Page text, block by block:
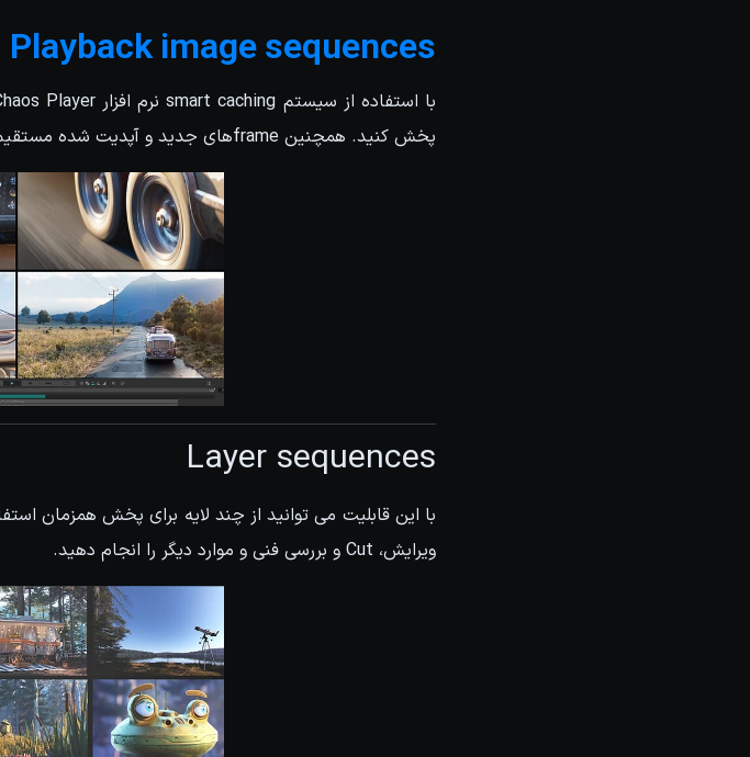
Playback image sequences
پخش کنید. همچنین frameهای جدید و آپدیت شده مستقیم و سریع load میشن.
Layer sequences
ویرایش، Cut و بررسی فنی و موارد دیگر را انجام دهید.